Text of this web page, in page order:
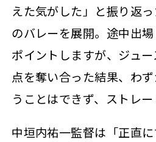
えた気がした」と振り返
のバレーを展開。途中出
ポイントしますが、ジュ
点を奪い合った結果、わ
うことはできず、ストレー
中垣内祐一監督は「正直